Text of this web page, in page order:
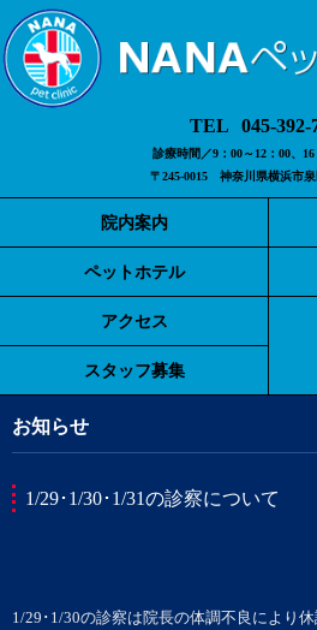
045-392-
診療時間／9：00～12：00、16
〒245-0015 神奈川県横浜市泉
院内案内
ペットホテル
アクセス
スタッフ募集
お知らせ
1/29･1/30･1/31の診察について
1/29･1/30の診察は院長の体調不良により休